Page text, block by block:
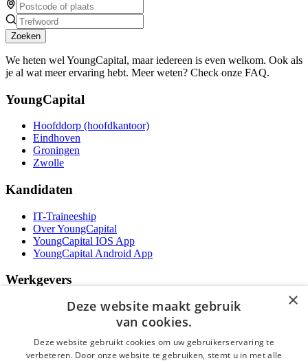
Zoeken
We heten wel YoungCapital, maar iedereen is even welkom. Ook als
je al wat meer ervaring hebt. Meer weten? Check onze FAQ.
YoungCapital
Hoofddorp (hoofdkantoor)
Eindhoven
Groningen
Zwolle
Kandidaten
IT-Traineeship
Over YoungCapital
YoungCapital IOS App
YoungCapital Android App
Werkgevers
Het concept
Contractvormen
Brochure aanvragen
×
Deze website maakt gebruik
van cookies.
Deze website gebruikt cookies om uw gebruikerservaring te
verbeteren. Door onze website te gebruiken, stemt u in met alle